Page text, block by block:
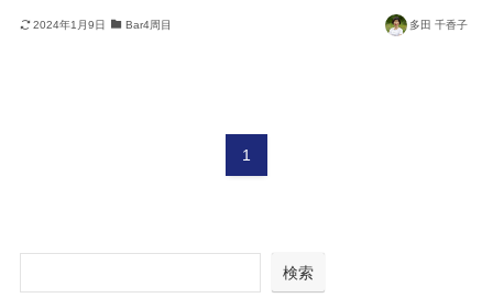
2024年1月9日 Bar4周目 多田 千香子
1
検索